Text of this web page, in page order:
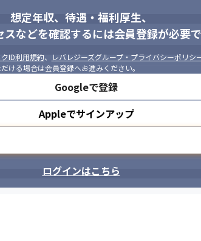
ービスの成功」を提供できる存在を追求する
ショナルを育成し、我々の未来と最高の環境を作る
ます。
を目指します。
行動します。
。
求します。
す。
駆者を目指します。
成果を提供します。
想定年収、待遇・福利厚生、
スなどを確認するには会員登録が必要
ID利用規約、 レバレジーズグループ・プライバシーポリシ
ける場合は会員登録へお進みください。
Googleで登録
Appleでサインアップ
ログインはこちら